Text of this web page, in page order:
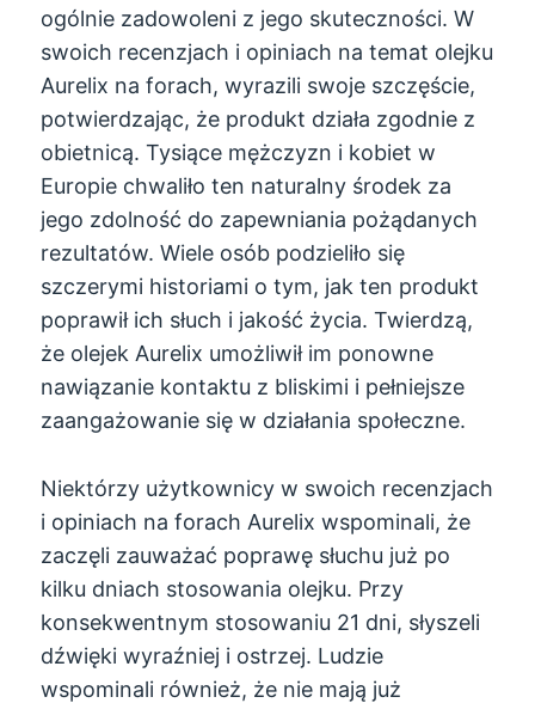
ogólnie zadowoleni z jego skuteczności. W
swoich recenzjach i opiniach na temat olejku
Aurelix na forach, wyrazili swoje szczęście,
potwierdzając, że produkt działa zgodnie z
obietnicą. Tysiące mężczyzn i kobiet w
Europie chwaliło ten naturalny środek za
jego zdolność do zapewniania pożądanych
rezultatów. Wiele osób podzieliło się
szczerymi historiami o tym, jak ten produkt
poprawił ich słuch i jakość życia. Twierdzą,
że olejek Aurelix umożliwił im ponowne
nawiązanie kontaktu z bliskimi i pełniejsze
zaangażowanie się w działania społeczne.
Niektórzy użytkownicy w swoich recenzjach
i opiniach na forach Aurelix wspominali, że
zaczęli zauważać poprawę słuchu już po
kilku dniach stosowania olejku. Przy
konsekwentnym stosowaniu 21 dni, słyszeli
dźwięki wyraźniej i ostrzej. Ludzie
wspominali również, że nie mają już